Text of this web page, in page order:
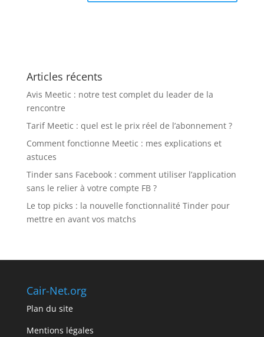
Articles récents
Avis Meetic : notre test complet du leader de la
rencontre
Tarif Meetic : quel est le prix réel de l’abonnement ?
Comment fonctionne Meetic : mes explications et
astuces
Tinder sans Facebook : comment utiliser l’application
sans le relier à votre compte FB ?
Le top picks : la nouvelle fonctionnalité Tinder pour
mettre en avant vos matchs
Cair-Net.org
Plan du site
Mentions légales